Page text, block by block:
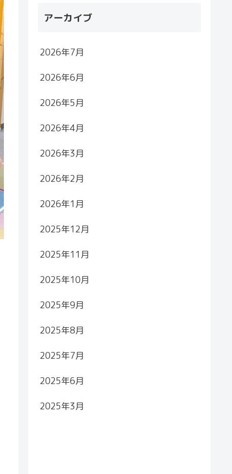
アーカイブ
2026年7月
2026年6月
2026年5月
2026年4月
2026年3月
2026年2月
2026年1月
2025年12月
2025年11月
2025年10月
2025年9月
2025年8月
2025年7月
2025年6月
2025年3月